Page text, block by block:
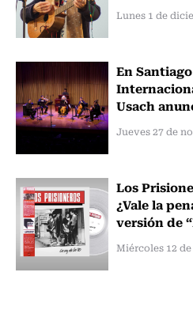
Lunes 1 de
En
Usach
Jueves 27 de
Los
¿Vale la
versión de
Miércoles 12